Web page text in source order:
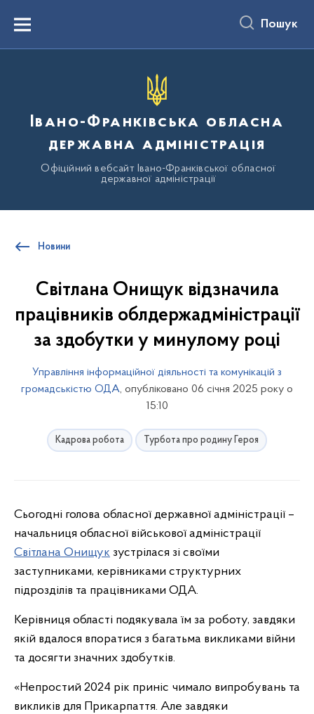
вмістуMenu Пошук
Івано-Франківська обласна
державна адміністрація
Офіційний вебсайт Івано-Франківської обласної
державної адміністрації
Новини
Світлана Онищук відзначила
працівників облдержадміністрації
за здобутки у минулому році
Управління інформаційної діяльності та комунікацій з
громадськістю ОДА, опубліковано 06 січня 2025 року о
15:10
Кадрова робота Турбота про родину Героя
Сьогодні голова обласної державної адміністрації –
начальниця обласної військової адміністрації
Світлана Онищук зустрілася зі своїми
заступниками, керівниками структурних
підрозділів та працівниками ОДА.
Керівниця області подякувала їм за роботу, завдяки
якій вдалося впоратися з багатьма викликами війни
та досягти значних здобутків.
«Непростий 2024 рік приніс чимало випробувань та
викликів для Прикарпаття. Але завдяки